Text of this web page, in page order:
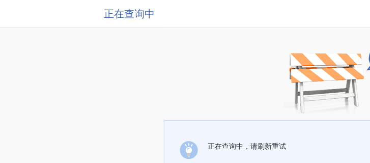
正在查询中
正在查询中，请刷新重试